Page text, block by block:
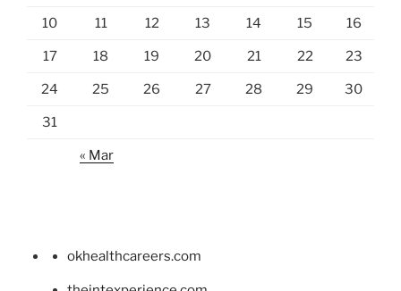
10 11 12 13 14 15 16
17 18 19 20 21 22 23
24 25 26 27 28 29 30
31
« Mar
okhealthcareers.com